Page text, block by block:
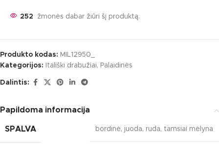
252 žmonės dabar žiūri šį produktą.
Produkto kodas: MIL12950_
Kategorijos:
Itališki drabužiai, Palaidinės
Dalintis:
Papildoma informacija
SPALVA bordinė, juoda, ruda, tamsiai mėlyna